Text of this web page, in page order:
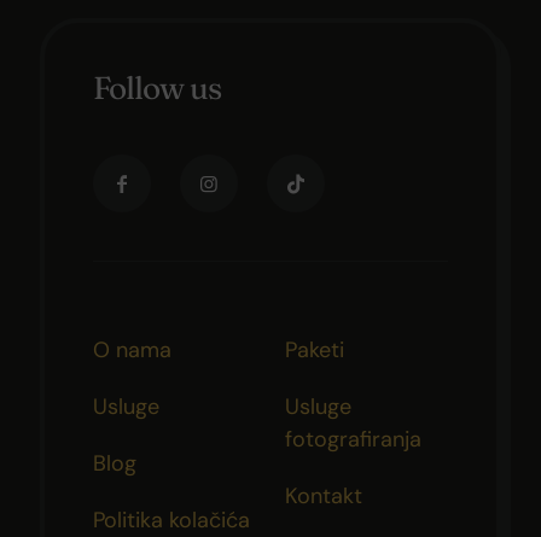
Follow us
O nama
Usluge
Blog
Politika kolačića
Paketi
Usluge
fotografiranja
Kontakt